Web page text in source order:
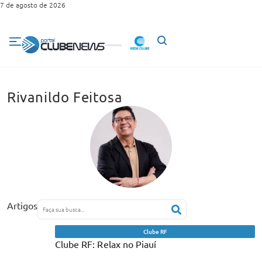
7 de agosto de 2026
Rivanildo Feitosa
Artigos
Clube RF
Clube RF: Relax no Piauí